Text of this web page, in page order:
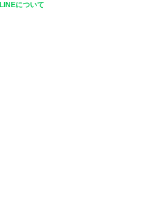
LINEについて